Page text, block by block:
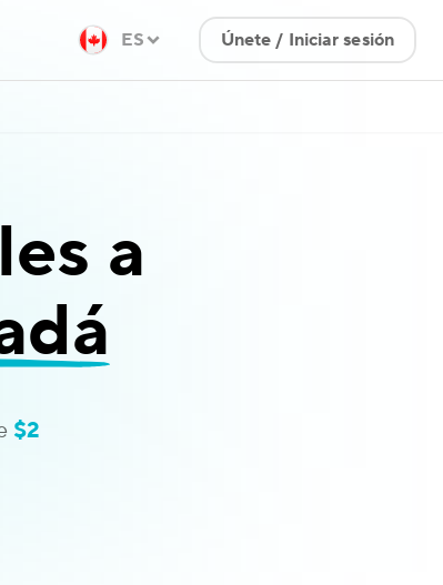
ES Únete / Iniciar sesión
a
$2